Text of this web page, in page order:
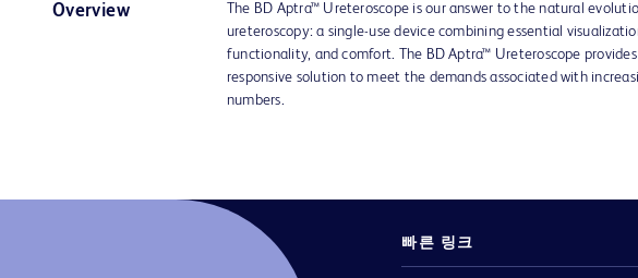
Overview
The BD Aptra™ Ureteroscope is our answer to the natural
ureteroscopy: a single-use device combining essential
functionality, and comfort. The BD Aptra™ Ureteroscope
responsive solution to meet the demands associated with
numbers.
빠른 링크